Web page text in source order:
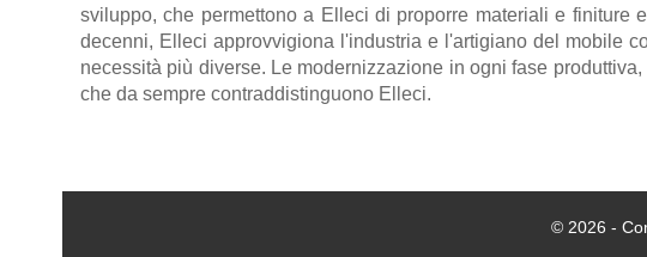
sviluppo, che permettono a Elleci di proporre materiali e finiture
decenni, Elleci approvvigiona l'industria e l'artigiano del mobile
necessità più diverse. Le modernizzazione in ogni fase
che da sempre contraddistinguono Elleci.
© 2026 -